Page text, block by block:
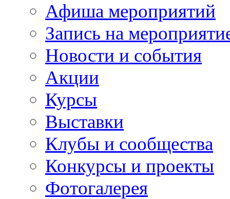
Афиша мероприятий
Запись на
Новости и события
Акции
Курсы
Выставки
Клубы и сообщества
Конкурсы и проекты
Фотогалерея